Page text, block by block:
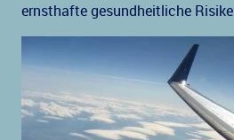
ernsthafte gesundheitliche